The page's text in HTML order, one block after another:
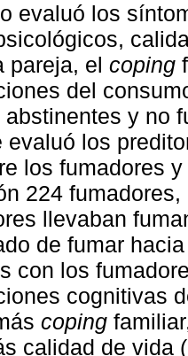
evaluó los
pareja, el coping
del
y no
evaluó los
los fumadores
224
llevaban
de fumar
con los
cognitivas
coping
calidad de vida